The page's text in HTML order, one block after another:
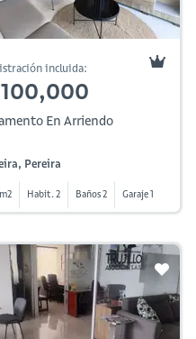
incluida:
En Arriendo
Pereira
Habit. 2 Baños 2 Garaje 1